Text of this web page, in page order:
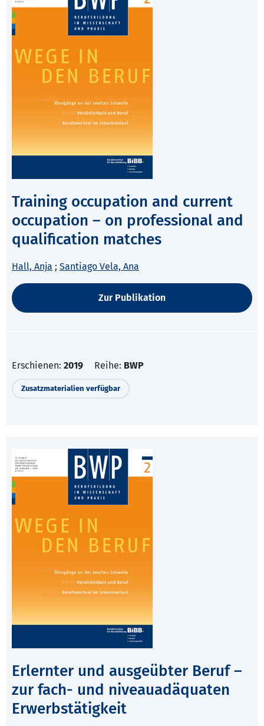
Training occupation and current
occupation – on professional and
qualification matches
Hall, Anja ; Santiago Vela, Ana
Zur Publikation
Erschienen: 2019 Reihe: BWP
Zusatzmaterialien verfügbar
Erlernter und ausgeübter Beruf –
zur fach- und niveauadäquaten
Erwerbstätigkeit